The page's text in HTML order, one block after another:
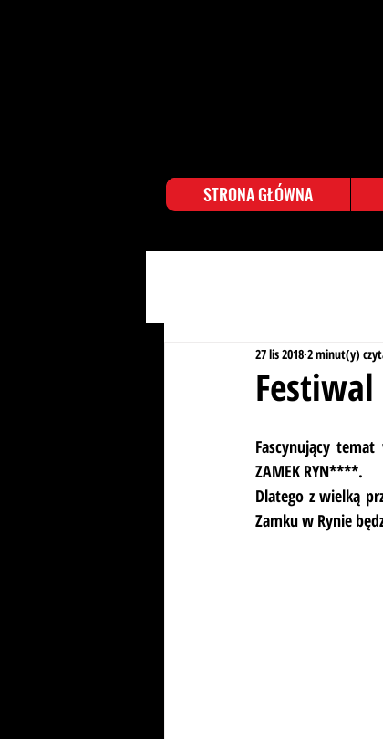
STRONA GŁÓWNA
27 lis 2018 2 minut(y)
Fascynujący
ZAMEK RYN****.
Dlatego z wielką
Zamku w Rynie